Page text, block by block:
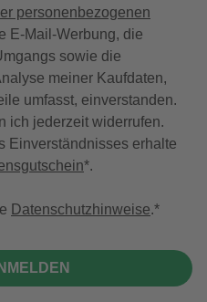
personenbezogenen
E-Mail-Werbung, die
sowie die
meiner Kaufdaten,
umfasst, einverstanden.
ich jederzeit widerrufen.
Einverständnisses erhalte
*.
Datenschutzhinweise.